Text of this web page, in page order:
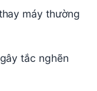
máy thường
tắc nghẽn